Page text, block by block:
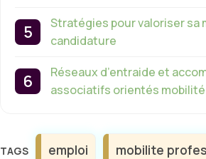
Stratégies pour valoriser sa
candidature
Réseaux d’entraide et
associatifs orientés
Étiquettes
emploi mobilite